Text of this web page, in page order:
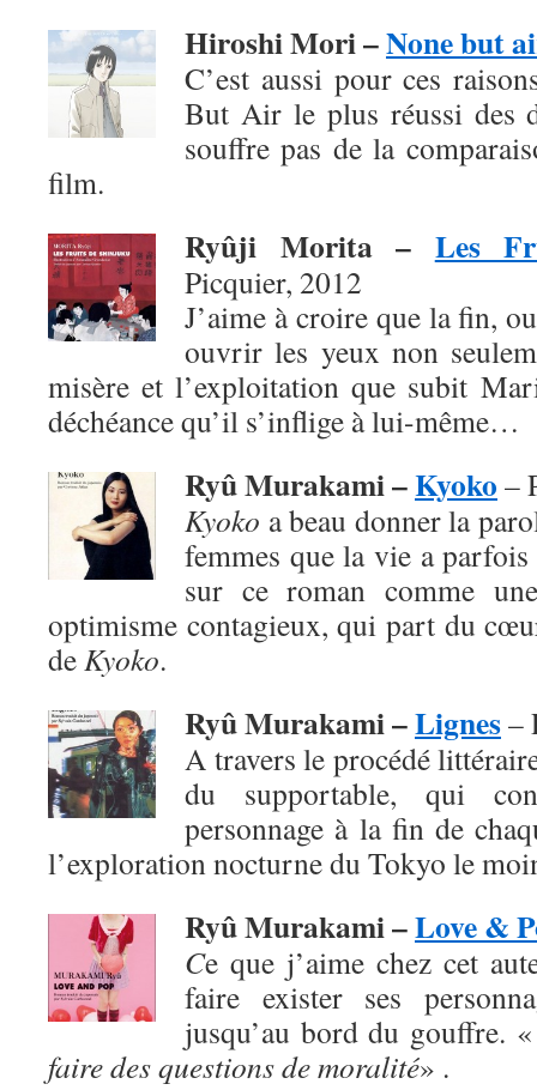
Hiroshi Mori –None but
C’est aussi pour ces
But Air le plus réussi des
souffre pas de la
film.
Ryûji Morita – Les
Picquier, 2012
J’aime à croire que la fin,
ouvrir les yeux non
misère et l’exploitation que subit
déchéance qu’il s’inflige à lui-même…
Ryû Murakami –Kyoko –
Kyoko a beau donner la
femmes que la vie a
sur ce roman comme
optimisme contagieux, qui part du
deKyoko.
Ryû Murakami –Lignes–
A travers le procédé
du supportable, qui
personnage à la fin de
l’exploration nocturne du Tokyo le
Ryû Murakami –Love &
Ce que j’aime chez cet
faire exister ses
jusqu’au bord du gouffre.
faire des questions de moralité» .